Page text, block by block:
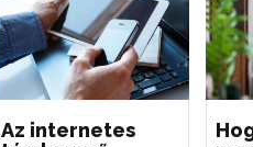
Az internetes